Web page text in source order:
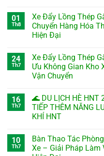
01
Th8
Xe Đẩy Lồng Thép
Chuyển Hàng Hóa
Hiện Đại
24
Th7
Xe Đẩy Lồng Thép
Ưu Không Gian Kho
Vận Chuyển
16
Th7
🌊 DU LỊCH HÈ HNT
TIẾP THÊM NĂNG
KHÍ HNT
10
Th7
Bàn Thao Tác
Xe – Giải Pháp Làm